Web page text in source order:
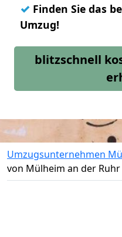
✓ Finden Sie das
Umzug!
blitzschnell
Umzugsunternehmen
von Mülheim an der